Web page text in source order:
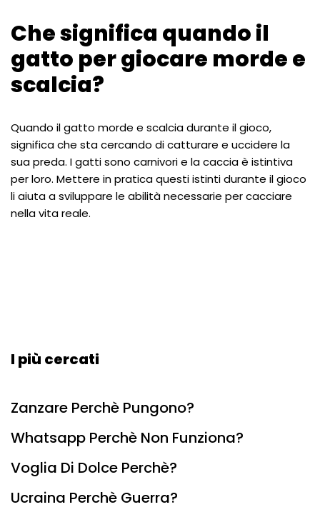
Che significa quando il
gatto per giocare morde e
scalcia?
Quando il gatto morde e scalcia durante il gioco,
significa che sta cercando di catturare e uccidere la
sua preda. I gatti sono carnivori e la caccia è istintiva
per loro. Mettere in pratica questi istinti durante il gioco
li aiuta a sviluppare le abilità necessarie per cacciare
nella vita reale.
I più cercati
Zanzare Perchè Pungono?
Whatsapp Perchè Non Funziona?
Voglia Di Dolce Perchè?
Ucraina Perchè Guerra?